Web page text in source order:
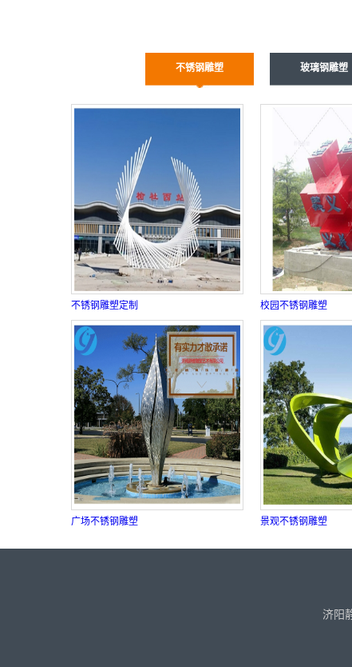
不锈钢雕塑 玻璃钢雕塑
不锈钢雕塑定制 校园不锈钢雕塑
广场不锈钢雕塑 景观不锈钢雕塑
济阳